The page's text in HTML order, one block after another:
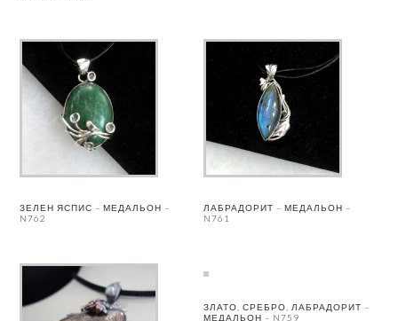
ЗЕЛЕН ЯСПИС – МЕДАЛЬОН –
N762
ЛАБРАДОРИТ – МЕДАЛЬОН –
N761
ЗЛАТО, СРЕБРО, ЛАБРАДОРИТ –
МЕДАЛЬОН – N759